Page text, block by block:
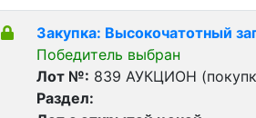
Закупка: Высокочатотный
Победитель выбран
Лот №: 839 АУКЦИОН
Раздел: